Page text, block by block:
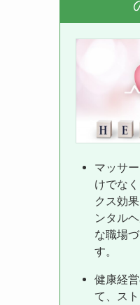
マッサ
けでな
クス効
ンタル
な職場
す。
健康経
て、ス